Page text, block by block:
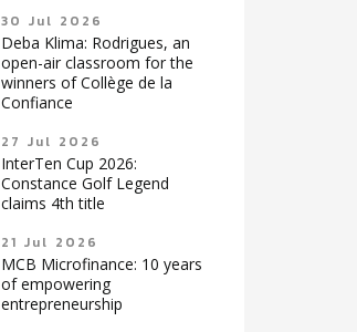
30 Jul 2026
Deba Klima: Rodrigues, an
open-air classroom for the
winners of Collège de la
Confiance
27 Jul 2026
InterTen Cup 2026:
Constance Golf Legend
claims 4th title
21 Jul 2026
MCB Microfinance: 10 years
of empowering
entrepreneurship